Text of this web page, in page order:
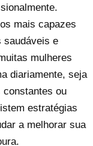
mais capazes
saudáveis e
mulheres
diariamente, seja
constantes ou
estratégias
a melhorar sua